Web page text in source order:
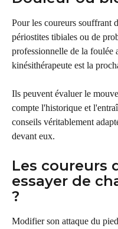
Pour les coureurs souffrant
périostites tibiales ou de
professionnelle de la foulée
kinésithérapeute est la
Ils peuvent évaluer le
compte l'historique et
conseils véritablement
devant eux.
Les coureurs
essayer de
?
Modifier son attaque du